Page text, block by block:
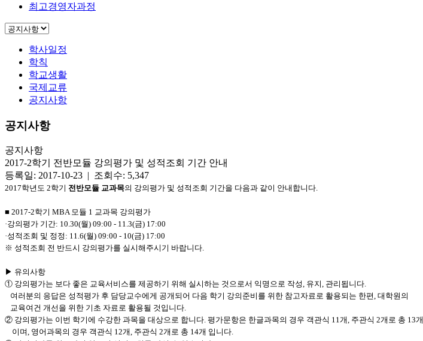
최고경영자과정
학사일정
학칙
학교생활
국제교류
공지사항
공지사항
공지사항
2017-2학기 전반모듈 강의평가 및 성적조회 기간 안내
등록일: 2017-10-23 | 조회수: 5,347
2017학년도 2학기 전반모듈 교과목의 강의평가 및 성적조회 기간을 다음과 같이 안내합니다.
■ 2017-2학기 MBA 모듈 1 교과목 강의평가
·강의평가 기간: 10.30(월) 09:00 - 11.3(금) 17:00
·성적조회 및 정정: 11.6(월) 09:00 - 10(금) 17:00
※ 성적조회 전 반드시 강의평가를 실시해주시기 바랍니다.
▶ 유의사항
① 강의평가는 보다 좋은 교육서비스를 제공하기 위해 실시하는 것으로서 익명으로 작성, 유지, 관리됩니다.
여러분의 응답은 성적평가 후 담당교수에게 공개되어 다음 학기 강의준비를 위한 참고자료로 활용되는 한편, 대학원의
교육여건 개선을 위한 기초 자료로 활용될 것입니다.
② 강의평가는 이번 학기에 수강한 과목을 대상으로 합니다. 평가문항은 한글과목의 경우 객관식 11개, 주관식 2개로 총 13개
이며, 영어과목의 경우 객관식 12개, 주관식 2개로 총 14개 입니다.